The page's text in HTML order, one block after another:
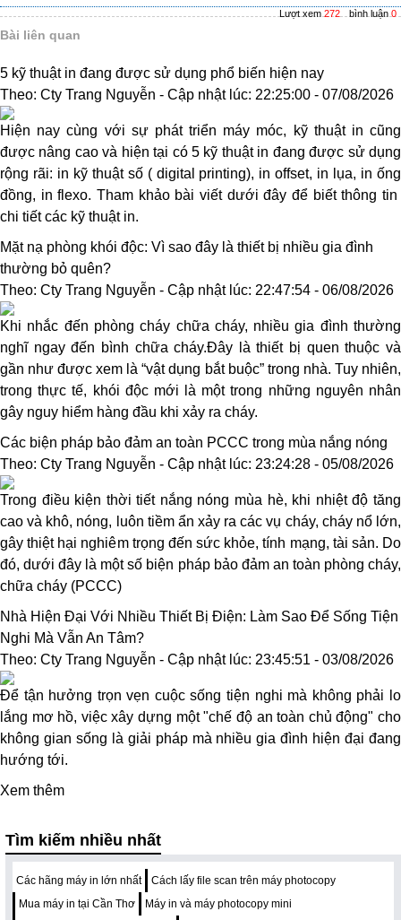
bình luận 0
Lượt xem 272
Bài liên quan
5 kỹ thuật in đang được sử dụng phổ biến hiện nay
Theo: Cty Trang Nguyễn - Cập nhật lúc: 22:25:00 - 07/08/2026
Hiện nay cùng với sự phát triển máy móc, kỹ thuật in cũng
được nâng cao và hiện tại có 5 kỹ thuật in đang được sử dụng
rộng rãi: in kỹ thuật số ( digital printing), in offset, in lụa, in ống
đồng, in flexo. Tham khảo bài viết dưới đây để biết thông tin
chi tiết các kỹ thuật in.
Mặt nạ phòng khói độc: Vì sao đây là thiết bị nhiều gia đình
thường bỏ quên?
Theo: Cty Trang Nguyễn - Cập nhật lúc: 22:47:54 - 06/08/2026
Khi nhắc đến phòng cháy chữa cháy, nhiều gia đình thường
nghĩ ngay đến bình chữa cháy.Đây là thiết bị quen thuộc và
gần như được xem là “vật dụng bắt buộc” trong nhà. Tuy nhiên,
trong thực tế, khói độc mới là một trong những nguyên nhân
gây nguy hiểm hàng đầu khi xảy ra cháy.
Các biện pháp bảo đảm an toàn PCCC trong mùa nắng nóng
Theo: Cty Trang Nguyễn - Cập nhật lúc: 23:24:28 - 05/08/2026
Trong điều kiện thời tiết nắng nóng mùa hè, khi nhiệt độ tăng
cao và khô, nóng, luôn tiềm ẩn xảy ra các vụ cháy, cháy nổ lớn,
gây thiệt hại nghiêm trọng đến sức khỏe, tính mạng, tài sản. Do
đó, dưới đây là một số biện pháp bảo đảm an toàn phòng cháy,
chữa cháy (PCCC)
Nhà Hiện Đại Với Nhiều Thiết Bị Điện: Làm Sao Để Sống Tiện
Nghi Mà Vẫn An Tâm?
Theo: Cty Trang Nguyễn - Cập nhật lúc: 23:45:51 - 03/08/2026
Để tận hưởng trọn vẹn cuộc sống tiện nghi mà không phải lo
lắng mơ hồ, việc xây dựng một "chế độ an toàn chủ động" cho
không gian sống là giải pháp mà nhiều gia đình hiện đại đang
hướng tới.
Xem thêm
Tìm kiếm nhiều nhất
Các hãng máy in lớn nhất
Cách lấy file scan trên máy photocopy
Mua máy in tại Cần Thơ
Máy in và máy photocopy mini